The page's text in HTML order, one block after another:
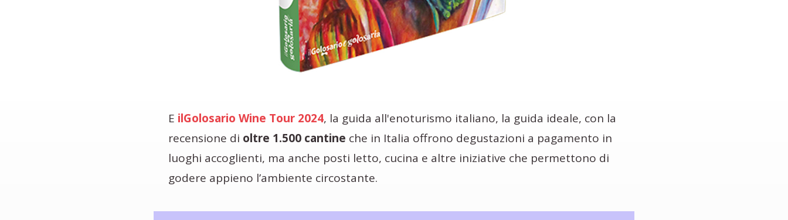
E ilGolosario Wine Tour 2024, la guida all'enoturismo italiano, la guida ideale, con la
recensione di oltre 1.500 cantine che in Italia offrono degustazioni a pagamento in
luoghi accoglienti, ma anche posti letto, cucina e altre iniziative che permettono di
godere appieno l’ambiente circostante.